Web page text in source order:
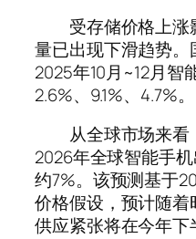
受存储价格上涨
量已出现下滑趋势。
2025年10月~12月智
2.6%、9.1%、4.7%。
从全球市场来看
2026年全球智能手
约7%。该预测基于
价格假设，预计随
供应紧张将在今年下